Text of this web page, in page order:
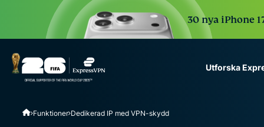
30 nya iPhone
Utforska
Funktioner Dedikerad IP med VPN-skydd